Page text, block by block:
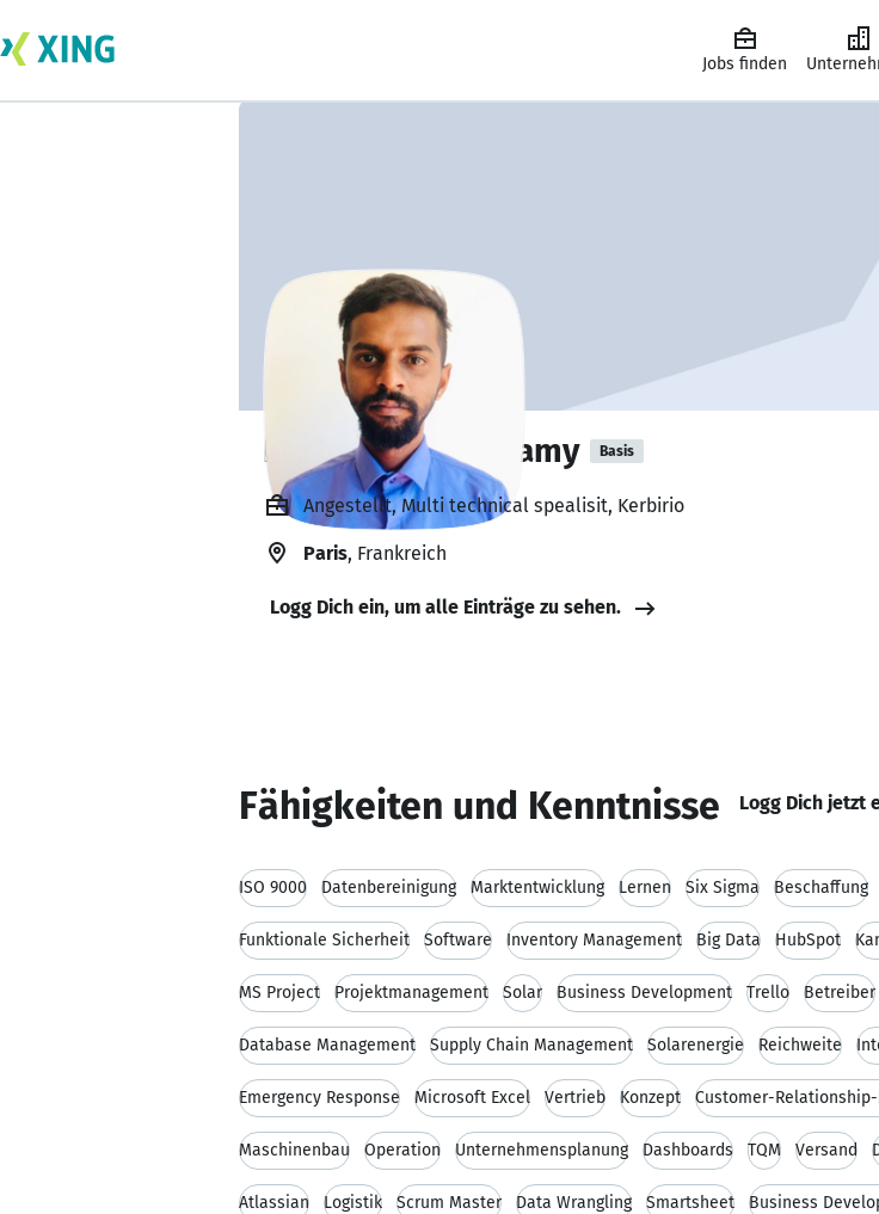
Jobs finden
Rajkumar Ramasamy Basis
Angestellt, Multi technical spealisit, Kerbirio
Paris, Frankreich
Logg Dich ein, um alle Einträge zu sehen.
Fähigkeiten und Kenntnisse Logg Dich jetzt
ISO 9000 Datenbereinigung Marktentwicklung Lernen Six Sigma Beschaffung
Funktionale Sicherheit Software Inventory Management Big Data HubSpot
MS Project Projektmanagement Solar Business Development Trello Betreiber
Database Management Supply Chain Management Solarenergie Reichweite
Emergency Response Microsoft Excel Vertrieb Konzept Customer-
Maschinenbau Operation Unternehmensplanung Dashboards TQM Versand
Atlassian Logistik Scrum Master Data Wrangling Smartsheet Business